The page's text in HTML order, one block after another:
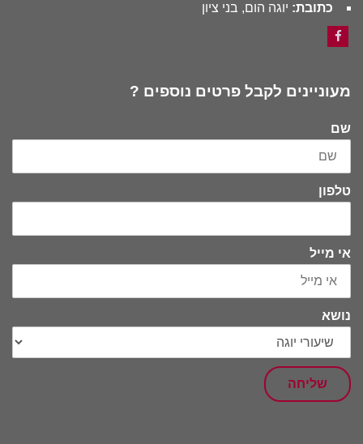
כתובת: יוגה הום, בני ציון
מעוניינים לקבל פרטים נוספים ?
שם
טלפון
אי מייל
נושא
שליחה